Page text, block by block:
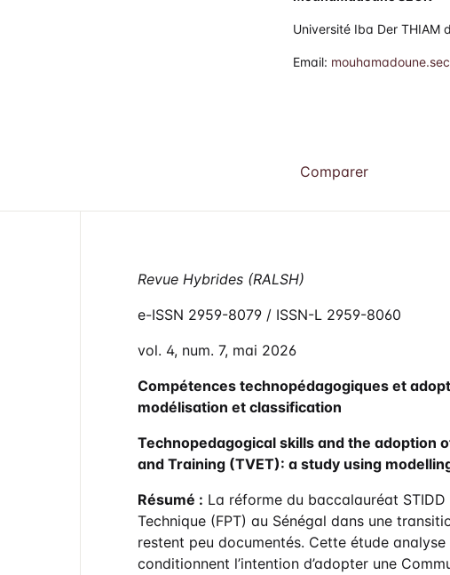
Université Iba Der THIAM
Email:
Comparer
Revue Hybrides (RALSH)
e-ISSN 2959-8079 / ISSN-L 2959-8060
vol. 4, num. 7, mai 2026
Compétences technopédagogiques et
modélisation et classification
Technopedagogical skills and the adoption
and Training (TVET): a study using
Résumé : La réforme du baccalauréat
Technique (FPT) au Sénégal dans une
restent peu documentés. Cette étude
conditionnent l’intention d’adopter une